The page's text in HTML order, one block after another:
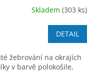
Skladem (303 ks)
DETAIL
žebrování na okrajích
v barvě polokošile,